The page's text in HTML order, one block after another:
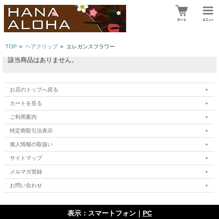
TOP > ヘアクリップ > エレガンスフラワー
該当商品はありません。
お店のトップへ戻る
カートを見る
ご利用案内
特定商取引法表示
個人情報の取扱い
サイトマップ
メルマガ登録
お問い合わせ
表示：スマートフォン｜ PC